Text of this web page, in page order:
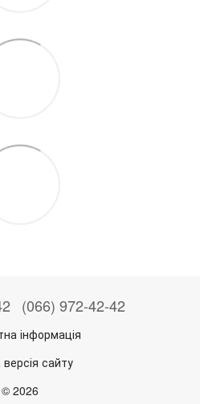
(066) 972-42-42
інформація
сайту
© 2026